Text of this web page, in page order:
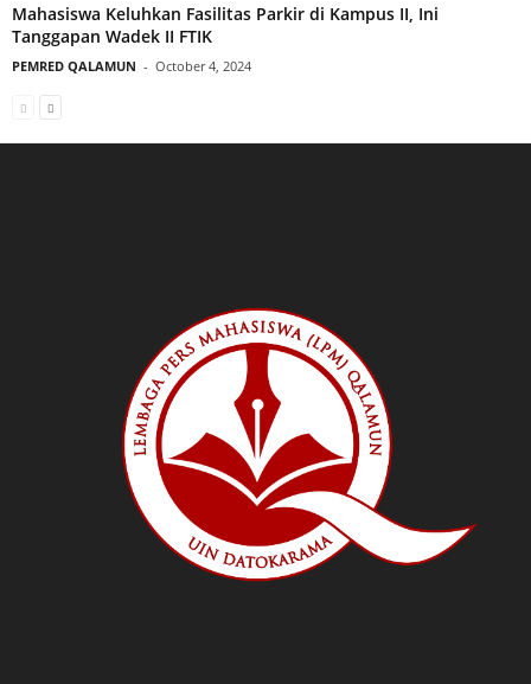
Mahasiswa Keluhkan Fasilitas Parkir di Kampus II, Ini
Tanggapan Wadek II FTIK
PEMRED QALAMUN - October 4, 2024